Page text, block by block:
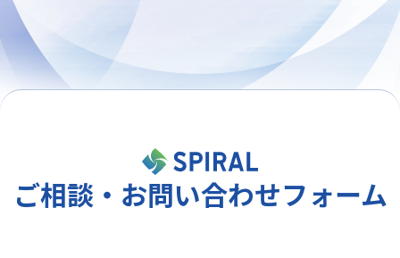
ご相談・お問い合わせフォーム